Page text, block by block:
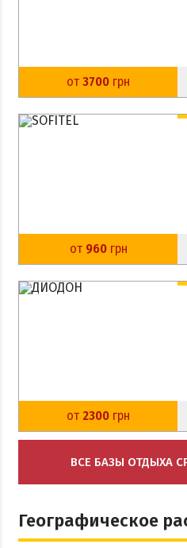
от 3700 грн
от 960грн
от 2300 грн
ВСЕ БАЗЫ ОТДЫХА
Географическое